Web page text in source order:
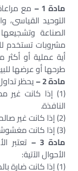
مادة 1 –
الصناعة
مشروبات تستخدم
أية عملية أو
طرحها أو عرضها
مادة 2 –
يحظر
(1) إذا كانت غير
النافذة.
(2) إذا كانت غير صالحة للاستهلاك الآدمى.
(3) إذا كانت مغشوشة.
مادة 3 –
تعتبر
الأحوال الآتية:
(1) إذا كانت ضارة بالصحة.